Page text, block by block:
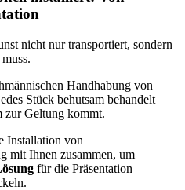
nicht nur transportiert, sondern
Handhabung von
Stück behutsam behandelt
zur Geltung kommt.
Installation von
mit Ihnen zusammen, um
für die Präsentation